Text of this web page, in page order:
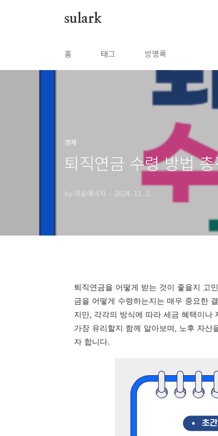
sulark
홈 태그 방명록
경제
퇴직연금 수령 방법
by 마음에너지 2024. 11. 2.
퇴직연금을 어떻게 받는 것이 좋을지 고
금을 어떻게 수령하는지는 매우 중요한
지만, 각각의 방식에 따라 세금 혜택이나
가장 유리할지 함께 알아보며, 노후 자
자 합니다.